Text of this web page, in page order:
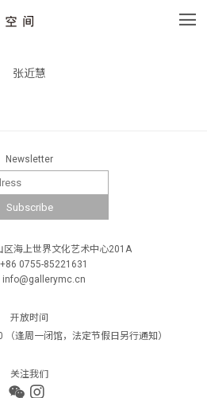
张近慧
Newsletter
区海上世界文化艺术中心201A
0755-85221631
info@gallerymc.cn
开放时间
逢周一闭馆，法定节假日另行通知）
关注我们